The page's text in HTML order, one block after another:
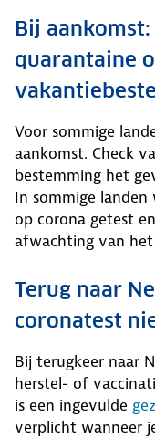
Bij
quarantaine
Voor sommige
aankomst. Check
bestemming het
In sommige landen
op corona getest
afwachting van
Terug naar
coronatest
Bij terugkeer naar
herstel- of
is een ingevulde
verplicht wanneer